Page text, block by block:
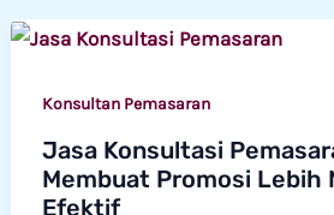
Konsultan Pemasaran
Jasa Konsultasi
Membuat Promosi Lebih
Efektif